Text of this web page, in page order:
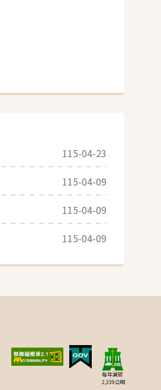
115-04-23
115-04-09
115-04-09
115-04-09
每年減碳
2,339公噸